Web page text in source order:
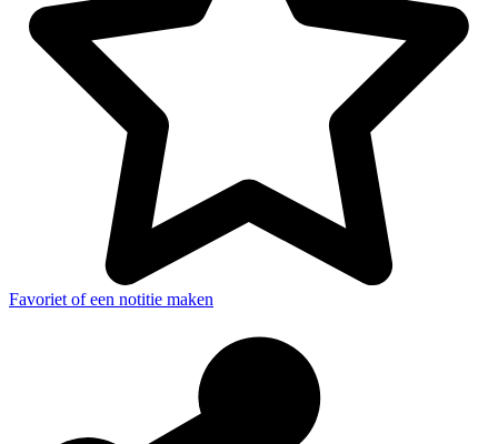
Favoriet of een notitie maken